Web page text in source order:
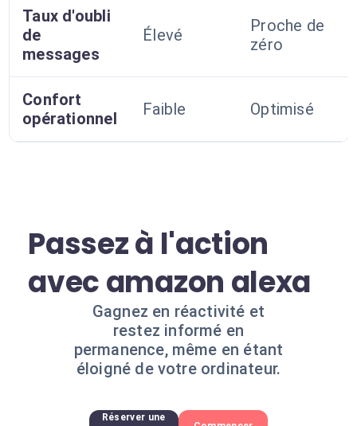
Taux d'oubli
de
messages
Élevé
Proche de
zéro
Confort
opérationnel
Faible Optimisé
Passez à l'action
avec amazon alexa
Gagnez en réactivité et
restez informé en
permanence, même en étant
éloigné de votre ordinateur.
Réserver une